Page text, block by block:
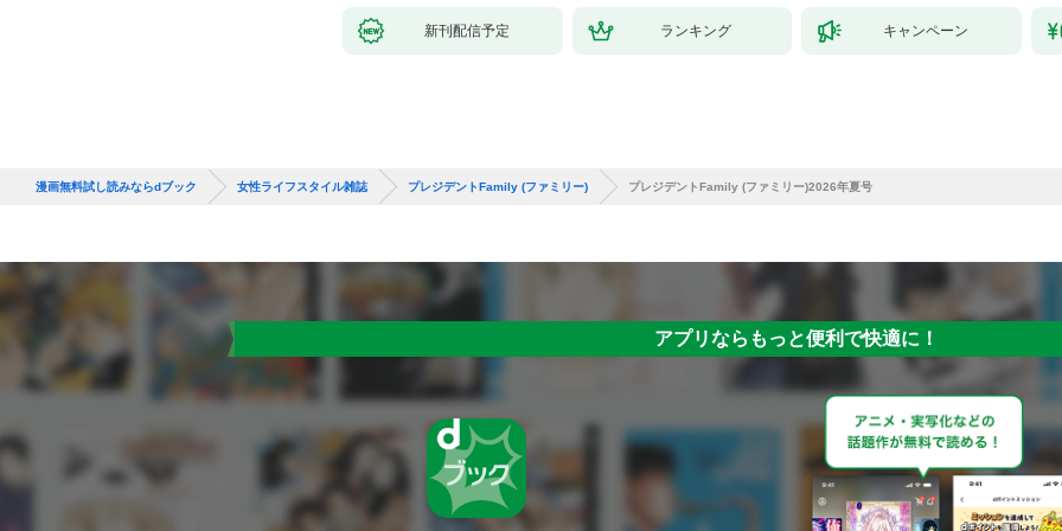
新刊配信予定 ランキング キャンペーン
漫画無料試し読みならdブック 女性ライフスタイル雑誌 プレジデントFamily (ファミリー) プレジデントFamily (ファミリー)2026年夏号
アプリならもっと便利で快適に！